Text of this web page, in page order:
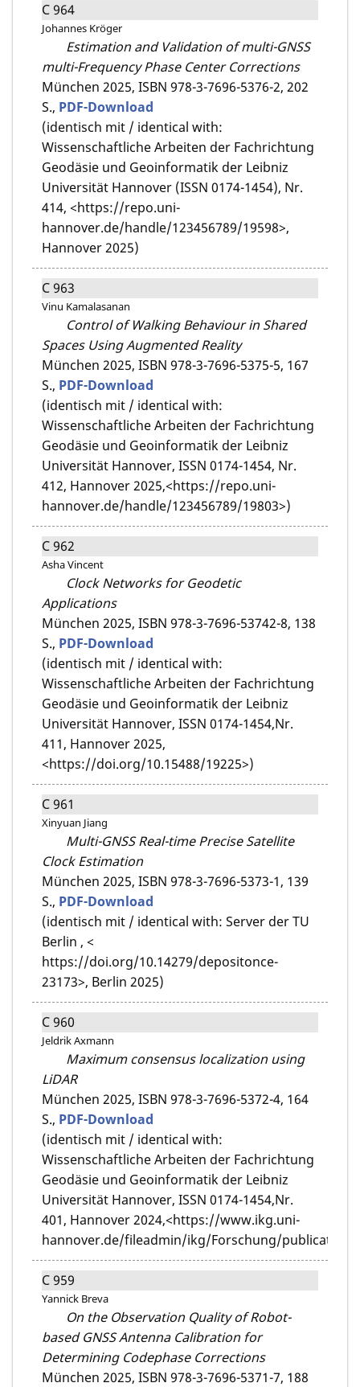
C 964
Johannes Kröger
Estimation and Validation of multi-GNSS
multi-Frequency Phase Center Corrections
München 2025, ISBN 978-3-7696-5376-2, 202
S., PDF-Download
(identisch mit / identical with:
Wissenschaftliche Arbeiten der Fachrichtung
Geodäsie und Geoinformatik der Leibniz
Universität Hannover (ISSN 0174-1454), Nr.
414, <https://repo.uni-
hannover.de/handle/123456789/19598>,
Hannover 2025)
C 963
Vinu Kamalasanan
Control of Walking Behaviour in Shared
Spaces Using Augmented Reality
München 2025, ISBN 978-3-7696-5375-5, 167
S., PDF-Download
(identisch mit / identical with:
Wissenschaftliche Arbeiten der Fachrichtung
Geodäsie und Geoinformatik der Leibniz
Universität Hannover, ISSN 0174-1454, Nr.
412, Hannover 2025,<https://repo.uni-
hannover.de/handle/123456789/19803>)
C 962
Asha Vincent
Clock Networks for Geodetic
Applications
München 2025, ISBN 978-3-7696-53742-8, 138
S., PDF-Download
(identisch mit / identical with:
Wissenschaftliche Arbeiten der Fachrichtung
Geodäsie und Geoinformatik der Leibniz
Universität Hannover, ISSN 0174-1454,Nr.
411, Hannover 2025,
<https://doi.org/10.15488/19225>)
C 961
Xinyuan Jiang
Multi-GNSS Real-time Precise Satellite
Clock Estimation
München 2025, ISBN 978-3-7696-5373-1, 139
S., PDF-Download
(identisch mit / identical with: Server der TU
Berlin , <
https://doi.org/10.14279/depositonce-
23173>, Berlin 2025)
C 960
Jeldrik Axmann
Maximum consensus localization using
LiDAR
München 2025, ISBN 978-3-7696-5372-4, 164
S., PDF-Download
(identisch mit / identical with:
Wissenschaftliche Arbeiten der Fachrichtung
Geodäsie und Geoinformatik der Leibniz
Universität Hannover, ISSN 0174-1454,Nr.
401, Hannover 2024,<https://www.ikg.uni-
hannover.de/fileadmin/ikg/Forschung/
C 959
Yannick Breva
On the Observation Quality of Robot-
based GNSS Antenna Calibration for
Determining Codephase Corrections
München 2025, ISBN 978-3-7696-5371-7, 188